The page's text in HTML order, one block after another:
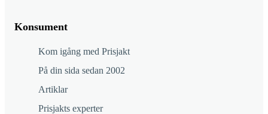
Konsument
Kom igång med Prisjakt
På din sida sedan 2002
Artiklar
Prisjakts experter